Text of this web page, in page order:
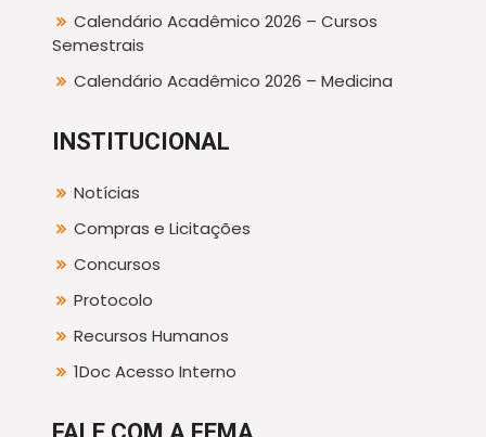
Calendário Acadêmico 2026 – Cursos
Semestrais
Calendário Acadêmico 2026 – Medicina
INSTITUCIONAL
Notícias
Compras e Licitações
Concursos
Protocolo
Recursos Humanos
1Doc Acesso Interno